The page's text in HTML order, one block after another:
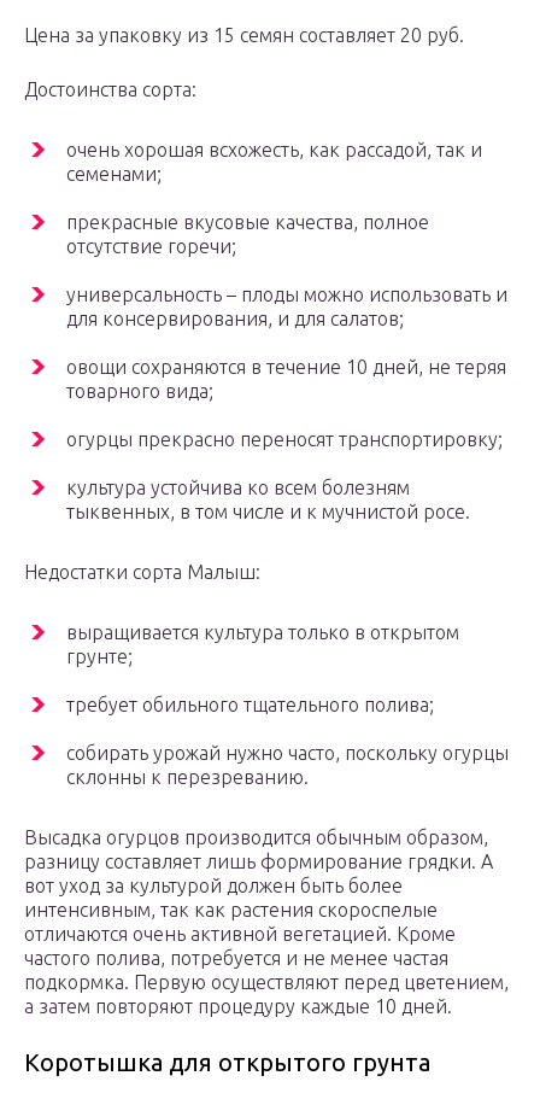
Цена за упаковку из 15 семян составляет 20 руб.
Достоинства сорта:
очень хорошая всхожесть, как рассадой, так и
семенами;
прекрасные вкусовые качества, полное
отсутствие горечи;
универсальность – плоды можно использовать и
для консервирования, и для салатов;
овощи сохраняются в течение 10 дней, не теряя
товарного вида;
огурцы прекрасно переносят транспортировку;
культура устойчива ко всем болезням
тыквенных, в том числе и к мучнистой росе.
Недостатки сорта Малыш:
выращивается культура только в открытом
грунте;
требует обильного тщательного полива;
собирать урожай нужно часто, поскольку огурцы
склонны к перезреванию.
Высадка огурцов производится обычным образом,
разницу составляет лишь формирование грядки. А
вот уход за культурой должен быть более
интенсивным, так как растения скороспелые
отличаются очень активной вегетацией. Кроме
частого полива, потребуется и не менее частая
подкормка. Первую осуществляют перед цветением,
а затем повторяют процедуру каждые 10 дней.
Коротышка для открытого грунта